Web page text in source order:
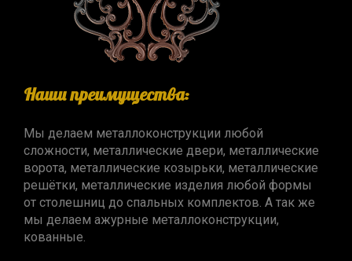
Наши преимущества:
Мы делаем металлоконструкции любой
сложности, металлические двери, металлические
ворота, металлические козырьки, металлические
решётки, металлические изделия любой формы
от столешниц до спальных комплектов. А так же
мы делаем ажурные металлоконструкции,
кованные.